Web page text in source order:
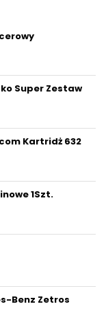
Super Zestaw
Kartridż 632
1Szt.
Benz Zetros